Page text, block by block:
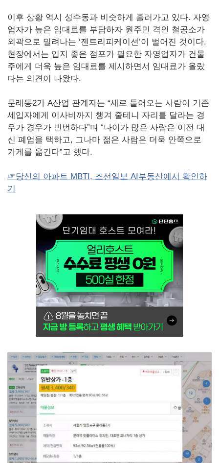
이후 상황 역시 성수동과 비슷하게 흘러가고 있다. 자영
업자가 높은 임대료를 부담하자 원주민 격인 철공소가
외곽으로 밀려나는 ‘젠트리피케이션’이 벌어진 것이다.
현장에서는 입지 좋은 점포가 필요한 자영업자가 건물
주에게 더욱 높은 임대료를 제시하면서 임대료가 올랐
다는 의견이 나왔다.
문래동2가 A산업 관계자는 “새로 들어오는 사람이 기존
세입자에게 이사비까지 챙겨 줄테니 자리를 달라는 경
우가 경우가 빈번하다”며 “나이가 많은 사람은 이전 대
신 폐업을 택하고, 그나마 젊은 사람은 더욱 안쪽으로
가게를 옮긴다”고 했다.
☞당신의 아파트 MBTI, 조선일보 AI부동산에서 확인하
기